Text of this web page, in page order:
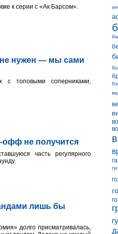
к серии с «Ак Барсом».
нужен — мы сами
с топовыми соперниками,
офф не получится
часть регулярного
лишь бы
долго присматривалась,